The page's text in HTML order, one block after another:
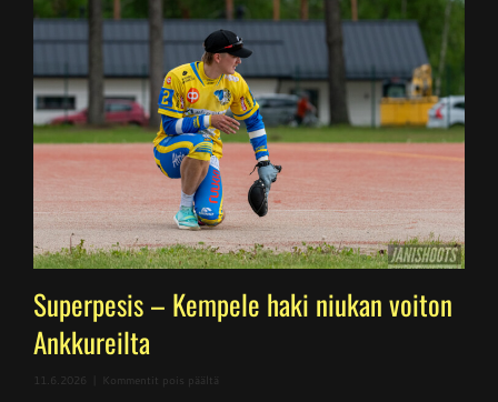
Superpesis – Kempele haki niukan voiton
Ankkureilta
11.6.2026 Kommentit pois päältä